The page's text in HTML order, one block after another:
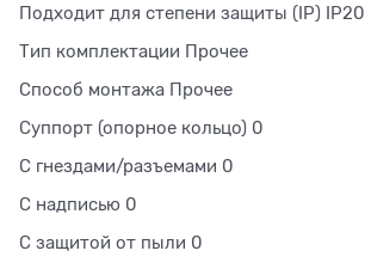
Подходит для степени защиты (IP) IP20
Тип комплектации Прочее
Способ монтажа Прочее
Суппорт (опорное кольцо) 0
С гнездами/разъемами 0
С надписью 0
С защитой от пыли 0